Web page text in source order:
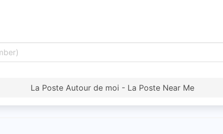
La Poste Autour de moi - La Poste Near Me